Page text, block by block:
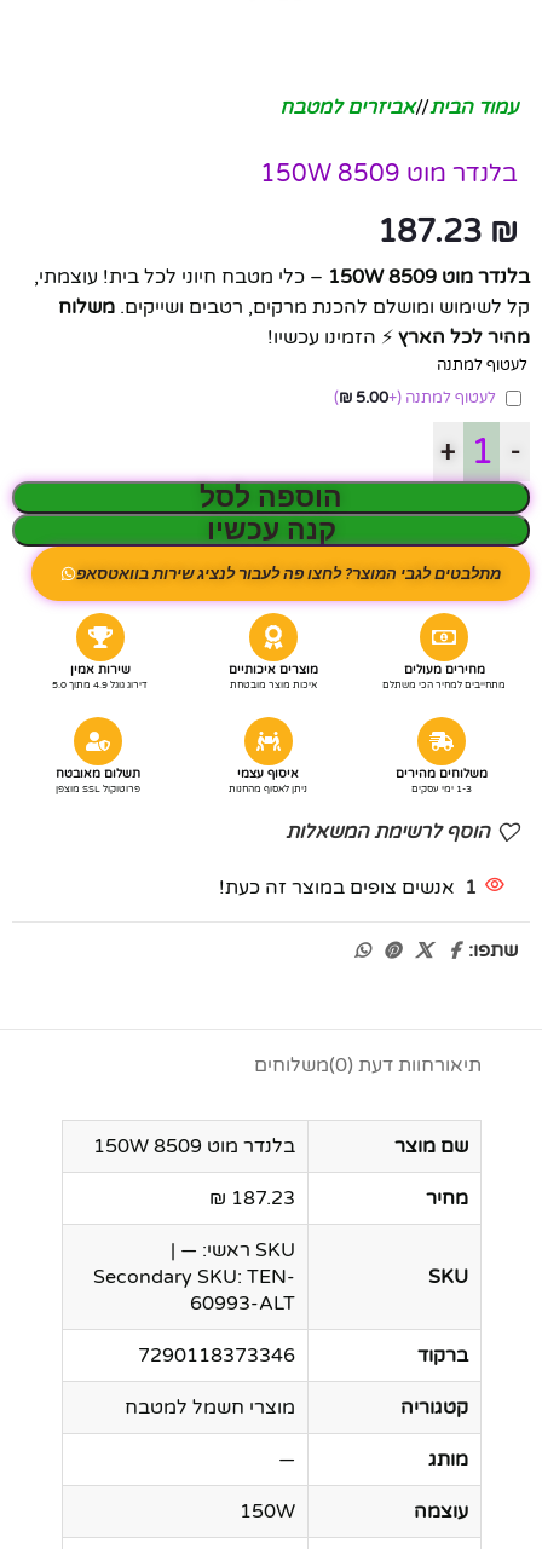
עמוד הבית/ אביזרים למטבח
בלנדר מוט 8509 150W
187.23 ₪
בלנדר מוט 8509 150W
– כלי מטבח חיוני לכל בית! עוצמתי,
קל לשימוש ומושלם להכנת מרקים, רטבים ושייקים. משלוח
מהיר לכל הארץ ⚡ הזמינו עכשיו!
לעטוף למתנה
לעטוף למתנה (+
5.00
₪
)
-
+
הוספה לסל
קנה עכשיו
מתלבטים לגבי המוצר? לחצו פה לעבור לנציג שירות בוואטסאפ
מחירים מעולים
מתחייבים למחיר הכי משתלם
מוצרים איכותיים
איכות מוצר מובטחת
שירות אמין
דירוג גוגל 4.9 מתוך 5.0
משלוחים מהירים
1-3 ימי עסקים
איסוף עצמי
ניתן לאסוף מהחנות
תשלום מאובטח
פרוטוקול SSL מוצפן
הוסף לרשימת המשאלות
1 אנשים צופים במוצר זה כעת!
שתפו:
תיאורחוות דעת (0) משלוחים
שם מוצר בלנדר מוט 8509 150W
מחיר 187.23 ₪
SKU
SKU ראשי: — |
Secondary SKU: TEN-
60993-ALT
ברקוד 7290118373346
קטגוריה מוצרי חשמל למטבח
מותג —
עוצמה 150W